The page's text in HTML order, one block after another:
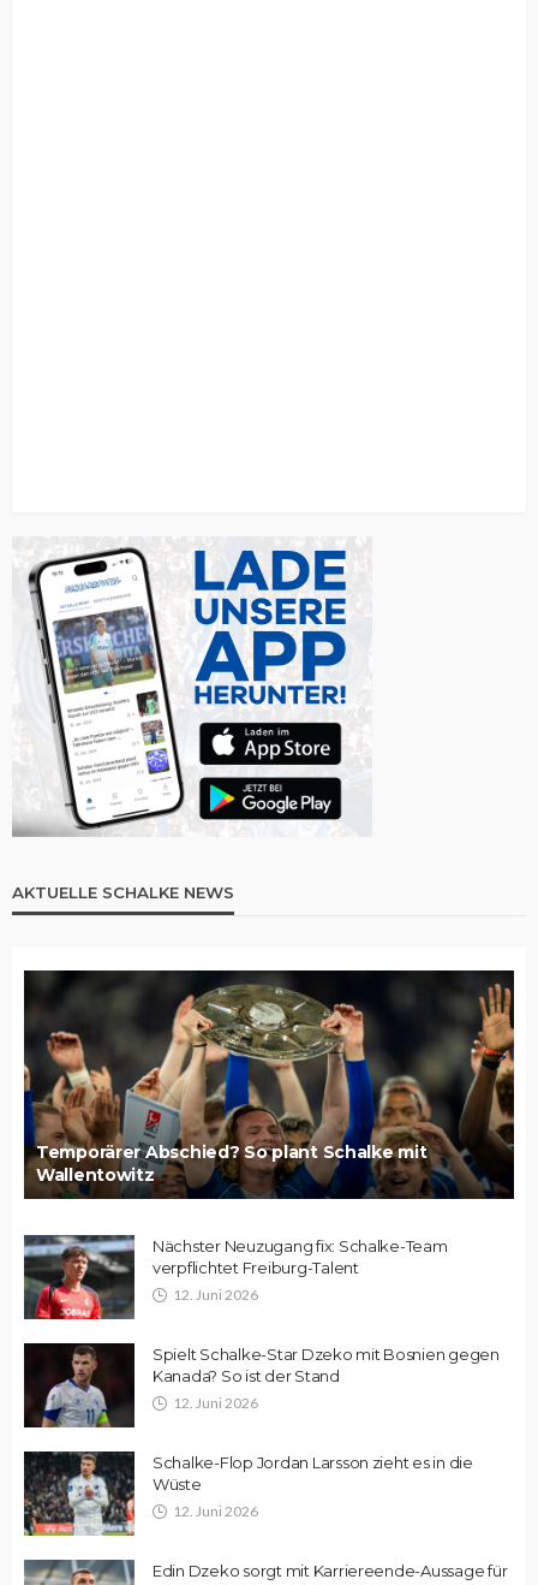
AKTUELLE SCHALKE NEWS
Temporärer Abschied? So plant Schalke mit
Wallentowitz
Nächster Neuzugang fix: Schalke-Team
verpflichtet Freiburg-Talent
12. Juni 2026
Spielt Schalke-Star Dzeko mit Bosnien gegen
Kanada? So ist der Stand
12. Juni 2026
Schalke-Flop Jordan Larsson zieht es in die
Wüste
12. Juni 2026
Edin Dzeko sorgt mit Karriereende-Aussage für